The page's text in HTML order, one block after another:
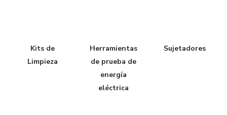
Kits de
Limpieza
Herramientas
de prueba de
energía
eléctrica
Sujetadores